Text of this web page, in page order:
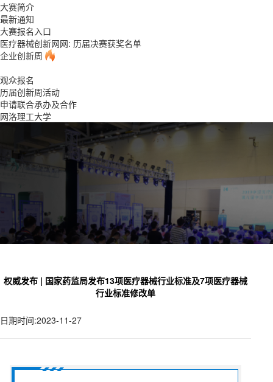
大赛简介
最新通知
大赛报名入口
医疗器械创新网网: 历届决赛获奖名单
企业创新周
观众报名
历届创新周活动
申请联合承办及合作
网洛理工大学
权威发布 | 国家药监局发布13项医疗器械行业标准及7项医疗器械
行业标准修改单
日期时间:2023-11-27